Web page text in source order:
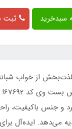
ثبت
از خواب
و جنس با‌کیفیت،
می‌دهد. ایده‌آل